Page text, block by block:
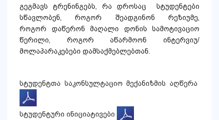
გეგმავს ტრენინგებს, რა დროსაც სტუდენტები
სწავლობენ, როგორ შეადგინონ რეზიუმე,
როგორ დაწერონ მაღალი დონის სამოტივაციო
წერილი, როგორ აწარმოონ ინტერვიუ/
მოლაპარაკებები დამსაქმებლებთან.
სტუდენტთა საკონსულტაციო მექანიზმის აღწერა
სტუდენტური ინიციატივები